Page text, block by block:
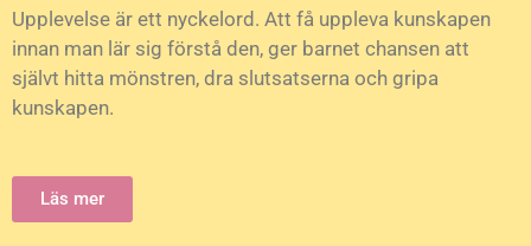
Upplevelse är ett nyckelord. Att få uppleva kunskapen
innan man lär sig förstå den, ger barnet chansen att
självt hitta mönstren, dra slutsatserna och gripa
kunskapen.
Läs mer